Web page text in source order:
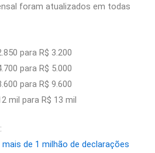
foram atualizados em todas
para R$ 3.200
para R$ 5.000
para R$ 9.600
mil para R$ 13 mil
de 1 milhão de declarações